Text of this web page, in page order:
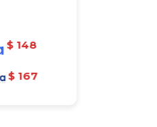
$ 148
$ 167